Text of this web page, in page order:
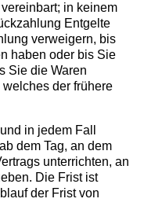
in keinem
Entgelte
verweigern, bis
haben oder bis Sie
Sie die Waren
der frühere
in jedem Fall
dem Tag, an dem
unterrichten, an
Die Frist ist
der Frist von